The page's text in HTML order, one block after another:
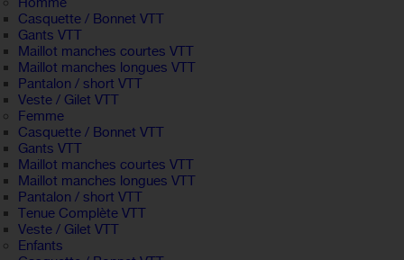
Casquette / Bonnet VTT
Gants VTT
Maillot manches courtes VTT
Maillot manches longues VTT
Pantalon / short VTT
Veste / Gilet VTT
Femme
Casquette / Bonnet VTT
Gants VTT
Maillot manches courtes VTT
Maillot manches longues VTT
Pantalon / short VTT
Tenue Complète VTT
Veste / Gilet VTT
Enfants